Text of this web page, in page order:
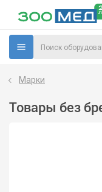
Марки
Товары без